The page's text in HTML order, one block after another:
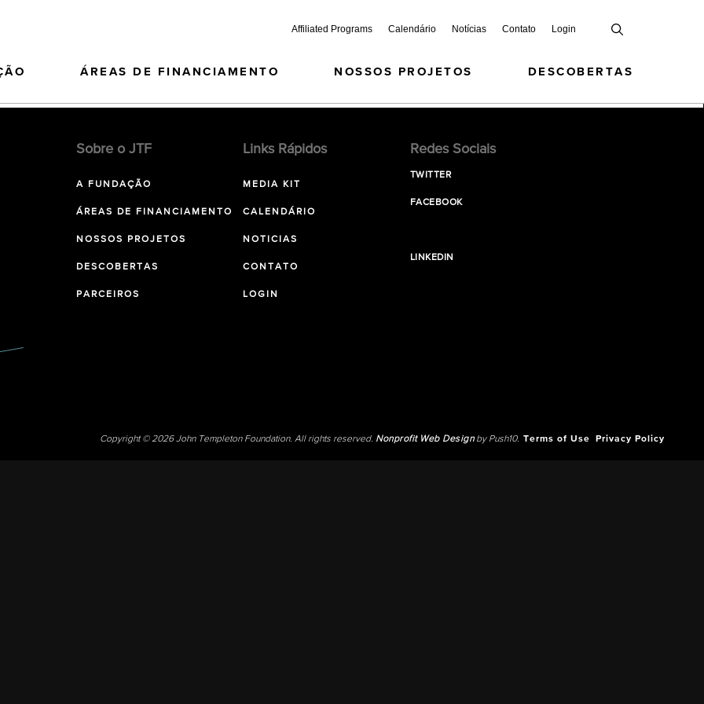
Affiliated Programs Calendário Notícias Contato Login
ÁREAS DE FINANCIAMENTO NOSSOS PROJETOS DESCOBERTAS
Sobre o JTF
A FUNDAÇÃO
ÁREAS DE FINANCIAMENTO
NOSSOS PROJETOS
DESCOBERTAS
PARCEIROS
Links Rápidos
MEDIA KIT
CALENDÁRIO
NOTICIAS
CONTATO
LOGIN
Redes Sociais
TWITTER
FACEBOOK
LINKEDIN
Copyright © 2026 John Templeton Foundation. All rights reserved. Nonprofit Web Designby Push10. Terms of Use Privacy Policy